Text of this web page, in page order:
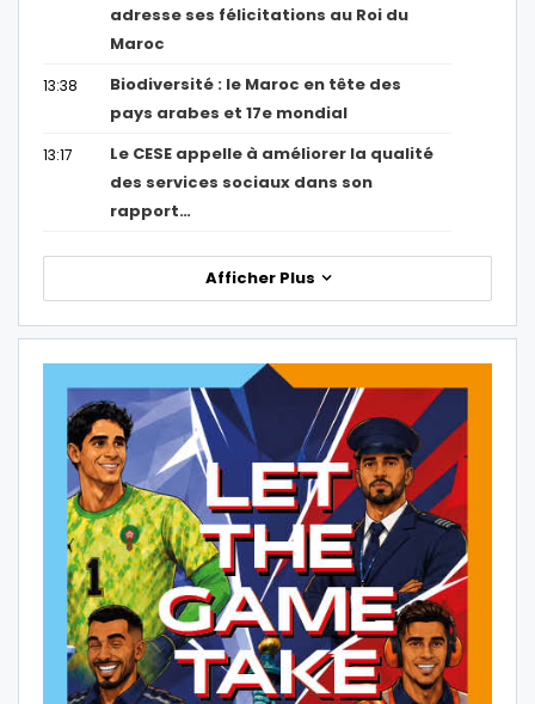
adresse ses félicitations au Roi du
Maroc
13:38
Biodiversité : le Maroc en tête des
pays arabes et 17e mondial
13:17
Le CESE appelle à améliorer la qualité
des services sociaux dans son
rapport…
Afficher Plus